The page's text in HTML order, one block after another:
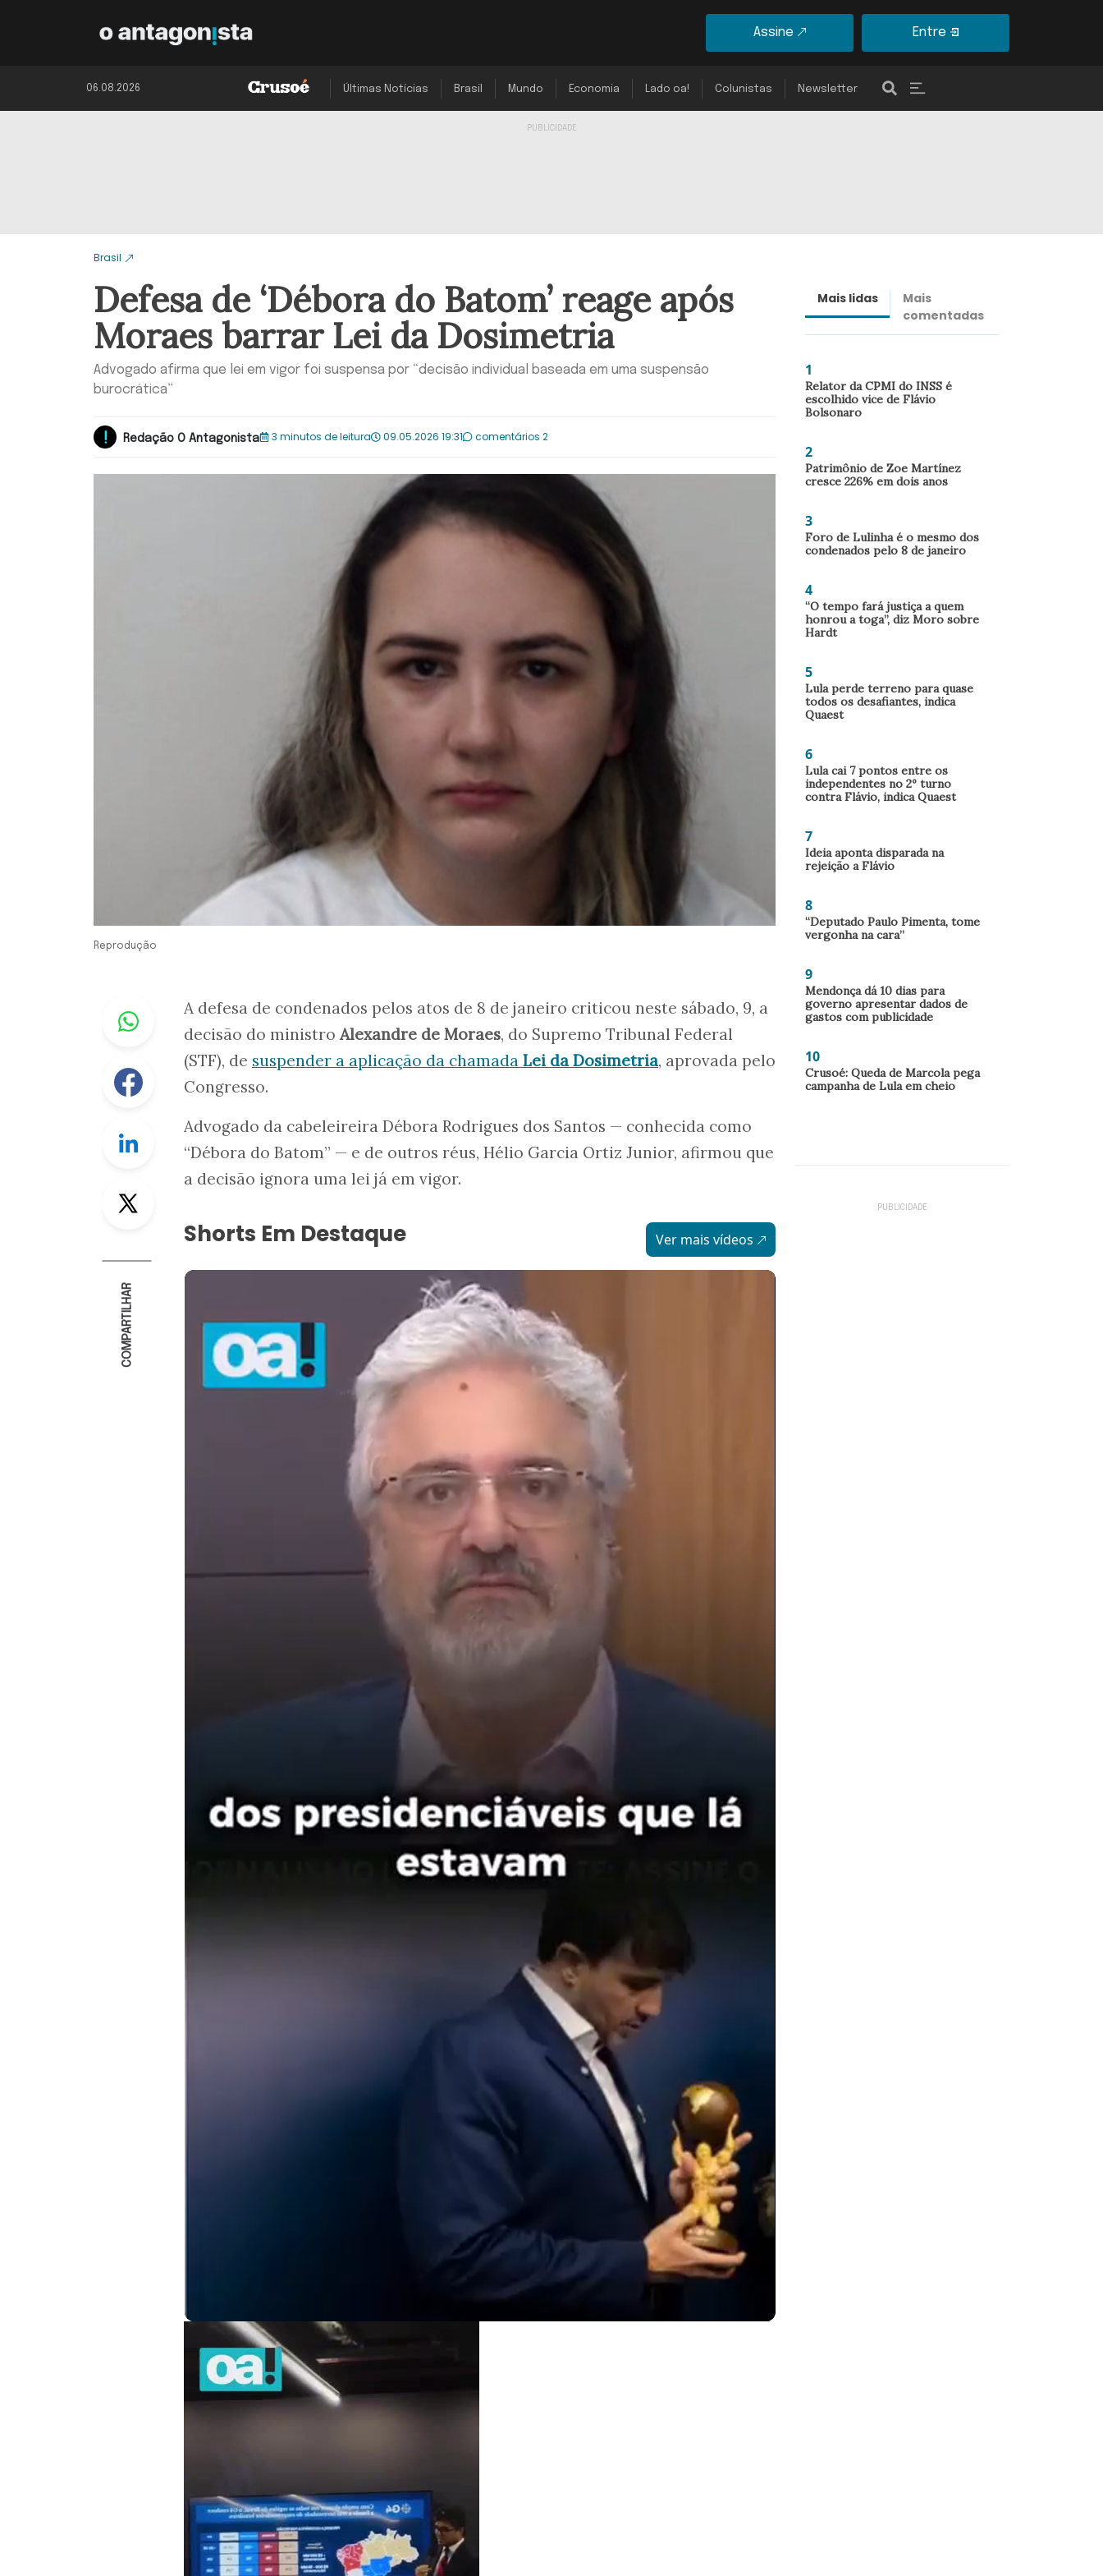
Assine Entre
06.08.2026 Últimas Notícias Brasil Mundo Economia Lado oa! Colunistas Newsletter
Brasil
Defesa de ‘Débora do Batom’ reage após
Moraes barrar Lei da Dosimetria
Advogado afirma que lei em vigor foi suspensa por “decisão individual baseada em uma suspensão
burocrática”
Redação O Antagonista 3 minutos de leitura 09.05.2026 19:31 comentários 2
Reprodução
Whastapp
Facebook
Linkedin
Twitter
COMPARTILHAR
A defesa de condenados pelos atos de 8 de janeiro criticou neste sábado, 9, a
decisão do ministro Alexandre de Moraes, do Supremo Tribunal Federal
(STF), de suspender a aplicação da chamada Lei da Dosimetria, aprovada pelo
Congresso.
Advogado da cabeleireira Débora Rodrigues dos Santos — conhecida como
“Débora do Batom” — e de outros réus, Hélio Garcia Ortiz Junior, afirmou que
a decisão ignora uma lei já em vigor.
Shorts Em Destaque Ver mais vídeos
Mais lidas
Mais
comentadas
1
Relator da CPMI do INSS é
escolhido vice de Flávio
Bolsonaro
2
Patrimônio de Zoe Martínez
cresce 226% em dois anos
3
Foro de Lulinha é o mesmo dos
condenados pelo 8 de janeiro
4
“O tempo fará justiça a quem
honrou a toga”, diz Moro sobre
Hardt
5
Lula perde terreno para quase
todos os desafiantes, indica
Quaest
6
Lula cai 7 pontos entre os
independentes no 2º turno
contra Flávio, indica Quaest
7
Ideia aponta disparada na
rejeição a Flávio
8
“Deputado Paulo Pimenta, tome
vergonha na cara”
9
Mendonça dá 10 dias para
governo apresentar dados de
gastos com publicidade
10
Crusoé: Queda de Marcola pega
campanha de Lula em cheio